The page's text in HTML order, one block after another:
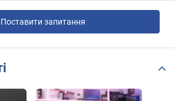
Поставити запитання